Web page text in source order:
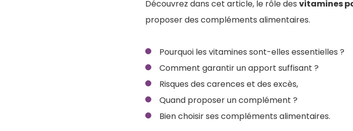
Découvrez dans cet article, le rôle des vitamines
proposer des compléments alimentaires.
Pourquoi les vitamines sont-elles essentielles ?
Comment garantir un apport suffisant ?
Risques des carences et des excès,
Quand proposer un complément ?
Bien choisir ses compléments alimentaires.